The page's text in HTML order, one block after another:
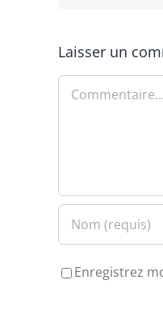
Laisser un
Commentaire
Enregistrez